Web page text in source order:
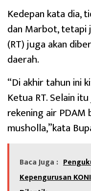
Kedepan kata dia,
dan Marbot, tetapi
(RT) juga akan
daerah.
“Di akhir tahun ini
Ketua RT. Selain
rekening air PDAM
musholla,”kata
Baca Juga :
Kepengurusan